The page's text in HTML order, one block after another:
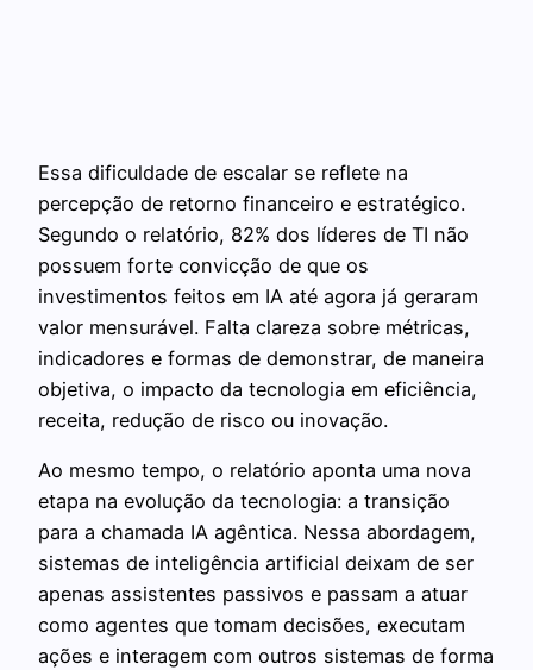
Essa dificuldade de escalar se reflete na
percepção de retorno financeiro e estratégico.
Segundo o relatório, 82% dos líderes de TI não
possuem forte convicção de que os
investimentos feitos em IA até agora já geraram
valor mensurável. Falta clareza sobre métricas,
indicadores e formas de demonstrar, de maneira
objetiva, o impacto da tecnologia em eficiência,
receita, redução de risco ou inovação.
Ao mesmo tempo, o relatório aponta uma nova
etapa na evolução da tecnologia: a transição
para a chamada IA agêntica. Nessa abordagem,
sistemas de inteligência artificial deixam de ser
apenas assistentes passivos e passam a atuar
como agentes que tomam decisões, executam
ações e interagem com outros sistemas de forma